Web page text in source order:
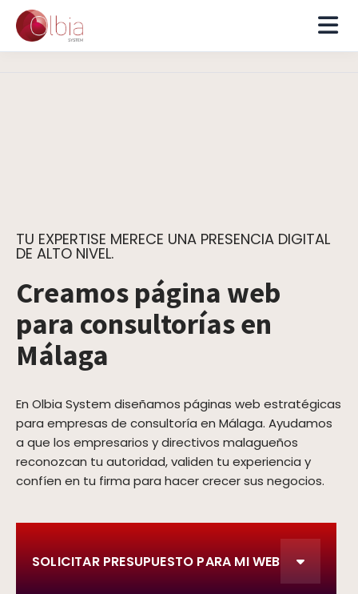
TU EXPERTISE MERECE UNA PRESENCIA DIGITAL
DE ALTO NIVEL.
Creamos página web
para consultorías en
Málaga
En Olbia System diseñamos páginas web estratégicas
para empresas de consultoría en Málaga. Ayudamos
a que los empresarios y directivos malagueños
reconozcan tu autoridad, validen tu experiencia y
confíen en tu firma para hacer crecer sus negocios.
SOLICITAR PRESUPUESTO PARA MI WEB